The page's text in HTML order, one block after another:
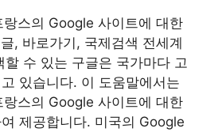
스의 Google 사이트에 대한
, 바로가기, 국제검색 전세계
할 수 있는 구글은 국가마다 고
있습니다. 이 도움말에서는
스의 Google 사이트에 대한
제공합니다. 미국의 Google